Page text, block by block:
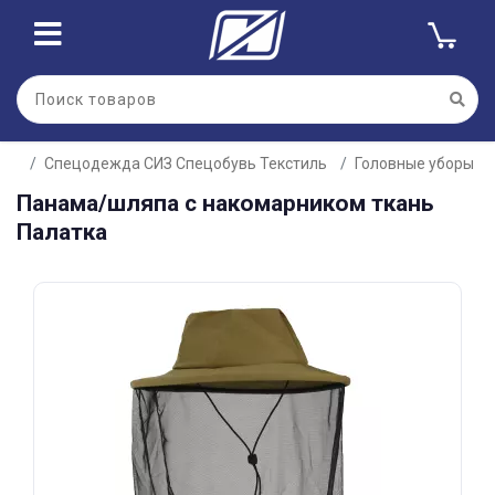
Спецодежда СИЗ Спецобувь Текстиль Головные уборы
Панама/шляпа с накомарником ткань
Палатка
Для клиентов всех банков
Разбейте
оплатуна части
График платежей